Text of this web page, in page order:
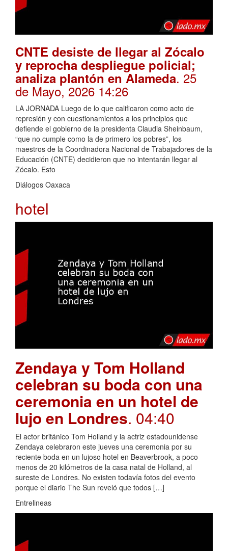
CNTE desiste de llegar al Zócalo
y reprocha despliegue policial;
analiza plantón en Alameda. 25
de Mayo, 2026 14:26
LA JORNADA Luego de lo que calificaron como acto de
represión y con cuestionamientos a los principios que
defiende el gobierno de la presidenta Claudia Sheinbaum,
“que no cumple como la de primero los pobres”, los
maestros de la Coordinadora Nacional de Trabajadores de la
Educación (CNTE) decidieron que no intentarán llegar al
Zócalo. Esto
Diálogos Oaxaca
hotel
Zendaya y Tom Holland
celebran su boda con una
ceremonia en un hotel de
lujo en Londres. 04:40
El actor británico Tom Holland y la actriz estadounidense
Zendaya celebraron este jueves una ceremonia por su
reciente boda en un lujoso hotel en Beaverbrook, a poco
menos de 20 kilómetros de la casa natal de Holland, al
sureste de Londres. No existen todavía fotos del evento
porque el diario The Sun reveló que todos […]
Entrelineas